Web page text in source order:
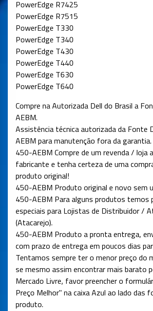
PowerEdge R7425
PowerEdge R7515
PowerEdge T330
PowerEdge T340
PowerEdge T430
PowerEdge T440
PowerEdge T630
PowerEdge T640
Compre na Autorizada Dell do Brasil a
AEBM.
Assistência técnica autorizada da Fonte
AEBM para manutenção fora da garantia.
450-AEBM Compre de um revenda / loja
fabricante e tenha certeza de uma
produto original!
450-AEBM Produto original e novo sem
450-AEBM Para alguns produtos temos
especiais para Lojistas de Distribuidor /
(Atacarejo).
450-AEBM Produto a pronta entrega,
com prazo de entrega em poucos dias
Tentamos sempre ter o menor preço do
se mesmo assim encontrar mais barato
Mercado Livre, favor preencher o
Preço Melhor" na caixa Azul ao lado das
produto.